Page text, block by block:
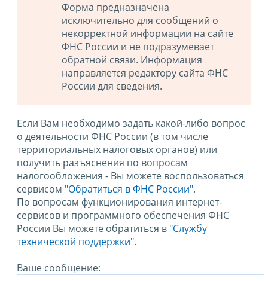
Форма предназначена
исключительно для сообщений о
некорректной информации на сайте
ФНС России и не подразумевает
обратной связи. Информация
направляется редактору сайта ФНС
России для сведения.
Если Вам необходимо задать какой-либо вопрос
о деятельности ФНС России (в том числе
территориальных налоговых органов) или
получить разъяснения по вопросам
налогообложения - Вы можете воспользоваться
сервисом "Обратиться в ФНС России".
По вопросам функционирования интернет-
сервисов и программного обеспечения ФНС
России Вы можете обратиться в "Службу
технической поддержки".
Ваше сообщение: